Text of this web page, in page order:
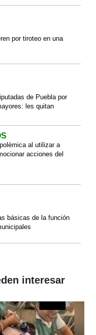
por tiroteo en una
de Puebla por
les quitan
al utilizar a
acciones del
básicas de la función
interesar